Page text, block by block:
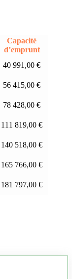
Capacité
d’emprunt
40 991,00 €
56 415,00 €
78 428,00 €
111 819,00 €
140 518,00 €
165 766,00 €
181 797,00 €